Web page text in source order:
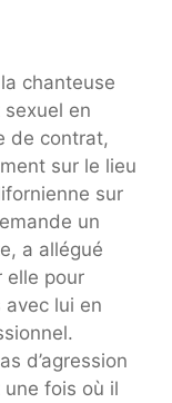
chanteuse
en
de contrat,
sur le lieu
sur
un
a allégué
elle pour
avec lui en
d’agression
fois où il